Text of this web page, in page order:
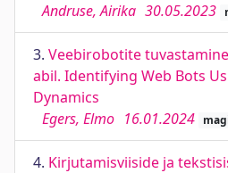
Andruse, Airika 30.05.2023
3. Veebirobotite
abil. Identifying Web Bots
Dynamics
Egers, Elmo 16.01.2024
4. Kirjutamisviiside ja